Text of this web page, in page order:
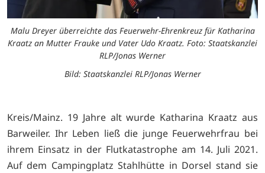
Malu Dreyer überreichte das Feuerwehr-Ehrenkreuz für Katharina
Kraatz an Mutter Frauke und Vater Udo Kraatz. Foto: Staatskanzlei
RLP/Jonas Werner
Bild: Staatskanzlei RLP/Jonas Werner
Kreis/Mainz. 19 Jahre alt wurde Katharina Kraatz aus
Barweiler. Ihr Leben ließ die junge Feuerwehrfrau bei
ihrem Einsatz in der Flutkatastrophe am 14. Juli 2021.
Auf dem Campingplatz Stahlhütte in Dorsel stand sie